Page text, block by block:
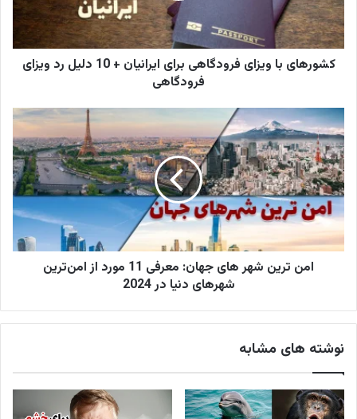
کشورهای با ویزای فرودگاهی برای ایرانیان + 10 دلیل رد ویزای
فرودگاهی
امن ترین شهر های جهان: معرفی 11 مورد از امن‌ترین
شهرهای دنیا در 2024
نوشته های مشابه